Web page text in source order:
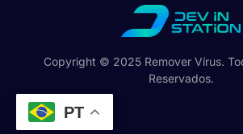
Copyright © 2025 Remover Vírus.
Reservados.
PT